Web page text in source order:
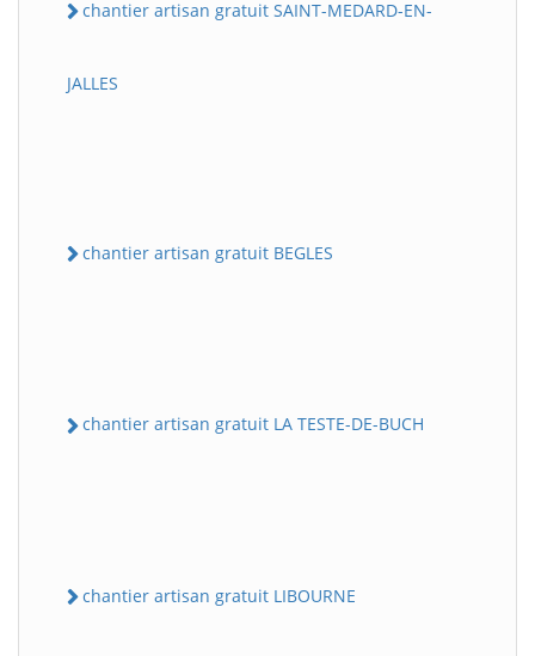
chantier artisan gratuit SAINT-MEDARD-EN-
JALLES
chantier artisan gratuit BEGLES
chantier artisan gratuit LA TESTE-DE-BUCH
chantier artisan gratuit LIBOURNE